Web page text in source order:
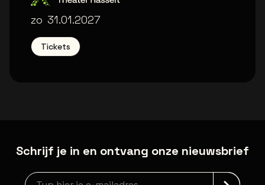
Trixxo Theater
zo 31.01.2027
Tickets
Schrijf je in en ontvang onze nieuwsbrief
Nieuwsbrief aanmelding